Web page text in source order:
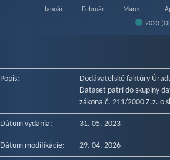
2023
Január Február Marec
Popis:
Dodávateľské faktúry
Dataset patrí do skupiny
zákona č. 211/2000 Z.z. o
Dátum vydania: 31. 05. 2023
Dátum modifikácie: 29. 04. 2026